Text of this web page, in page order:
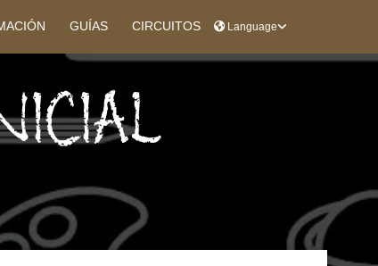
GUÍAS CIRCUITOS Language